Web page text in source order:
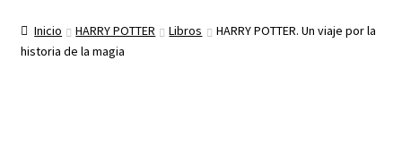
a
c
Inicio HARRY POTTER Libros
HARRY POTTER. Un viaje por la
historia de la magia